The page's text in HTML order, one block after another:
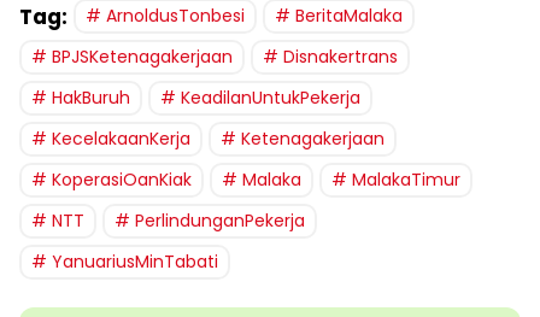
Tag: ArnoldusTonbesi
BeritaMalaka
BPJSKetenagakerjaan
Disnakertrans
HakBuruh
KeadilanUntukPekerja
KecelakaanKerja
Ketenagakerjaan
KoperasiOanKiak
Malaka
MalakaTimur
NTT
PerlindunganPekerja
YanuariusMinTabati